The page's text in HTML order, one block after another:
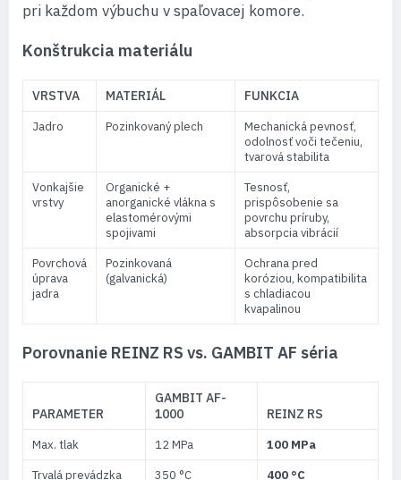
pri každom výbuchu v spaľovacej komore.
Konštrukcia materiálu
VRSTVA MATERIÁL FUNKCIA
Jadro Pozinkovaný plech
Mechanická pevnosť,
odolnosť voči tečeniu,
tvarová stabilita
Vonkajšie
vrstvy
Organické +
anorganické vlákna s
elastomérovými
spojivami
Tesnosť,
prispôsobenie sa
povrchu príruby,
absorpcia vibrácií
Povrchová
úprava
jadra
Pozinkovaná
(galvanická)
Ochrana pred
koróziou, kompatibilita
s chladiacou
kvapalinou
Porovnanie REINZ RS vs. GAMBIT AF séria
PARAMETER
GAMBIT AF-
1000
REINZ RS
Max. tlak 12 MPa
100 MPa
Trvalá prevádzka
350 °C 400 °C